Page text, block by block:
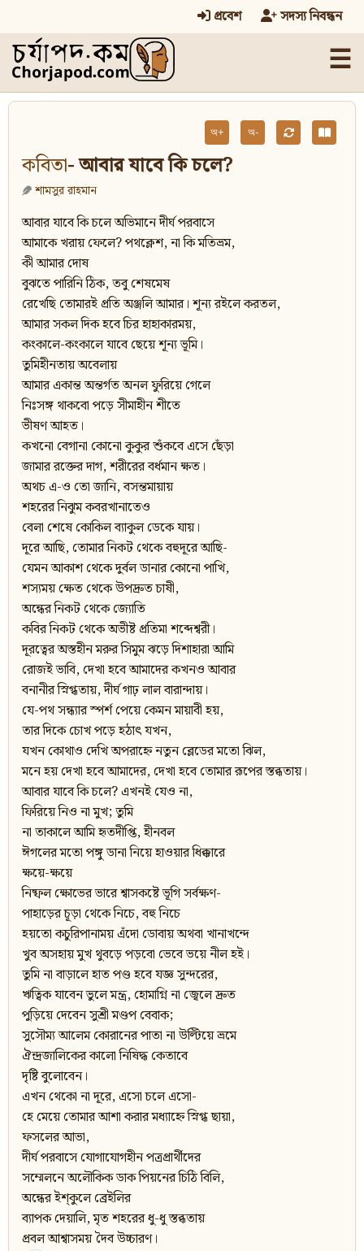
প্রবেশ সদস্য নিবন্ধন
☰
অ+ অ-
কবিতা- আবার যাবে কি চলে?
শামসুর রাহমান
আবার যাবে কি চলে অভিমানে দীর্ঘ পরবাসে
আমাকে খরায় ফেলে? পথক্লেশ, না কি মতিভ্রম,
কী আমার দোষ
বুঝতে পারিনি ঠিক, তবু শেষমেষ
রেখেছি তোমারই প্রতি অঞ্জলি আমার। শূন্য রইলে করতল,
আমার সকল দিক হবে চির হাহাকারময়,
কংকালে-কংকালে যাবে ছেয়ে শূন্য ভূমি।
তুমিহীনতায় অবেলায়
আমার একান্ত অন্তর্গত অনল ফুরিয়ে গেলে
নিঃসঙ্গ থাকবো পড়ে সীমাহীন শীতে
ভীষণ আহত।
কখনো বেগানা কোনো কুকুর শুঁকবে এসে ছেঁড়া
জামার রক্তের দাগ, শরীরের বর্ধমান ক্ষত।
অথচ এ-ও তো জানি, বসন্তমায়ায়
শহরের নিঝুম কবরখানাতেও
বেলা শেষে কোকিল ব্যাকুল ডেকে যায়।
দূরে আছি, তোমার নিকট থেকে বহুদূরে আছি-
যেমন আকাশ থেকে দুর্বল ডানার কোনো পাখি,
শস্যময় ক্ষেত থেকে উপদ্রুত চাষী,
অন্ধের নিকট থেকে জ্যোতি
কবির নিকট থেকে অভীষ্ট প্রতিমা শব্দেশ্বরী।
দূরত্বের অস্তহীন মরুর সিমুম ঝড়ে দিশাহারা আমি
রোজই ভাবি, দেখা হবে আমাদের কখনও আবার
বনানীর স্নিগ্ধতায়, দীর্ঘ গাঢ় লাল বারান্দায়।
যে-পথ সন্ধ্যার স্পর্শ পেয়ে কেমন মায়াবী হয়,
তার দিকে চোখ পড়ে হঠাৎ যখন,
যখন কোথাও দেখি অপরাহ্নে নতুন ব্লেডের মতো ঝিল,
মনে হয় দেখা হবে আমাদের, দেখা হবে তোমার রূপের স্তব্ধতায়।
আবার যাবে কি চলে? এখনই যেও না,
ফিরিয়ে নিও না মুখ; তুমি
না তাকালে আমি হৃতদীপ্তি, হীনবল
ঈগলের মতো পঙ্গু ডানা নিয়ে হাওয়ার ধিক্কারে
ক্ষয়ে-ক্ষয়ে
নিষ্ফল ক্ষোভের ভারে শ্বাসকষ্টে ভূগি সর্বক্ষণ-
পাহাড়ের চূড়া থেকে নিচে, বহু নিচে
হয়তো কচুরিপানাময় এঁদো ডোবায় অথবা খানাখন্দে
খুব অসহায় মুখ থুবড়ে পড়বো ভেবে ভয়ে নীল হই।
তুমি না বাড়ালে হাত পণ্ড হবে যজ্ঞ সুন্দরের,
ঋত্বিক যাবেন ভুলে মন্ত্র, হোমাগ্নি না জ্বেলে দ্রুত
পুড়িয়ে দেবেন সুশ্রী মণ্ডপ বেবাক;
সুসৌম্য আলেম কোরানের পাতা না উল্টিয়ে ভ্রমে
ঐন্দ্রজালিকের কালো নিষিদ্ধ কেতাবে
দৃষ্টি বুলোবেন।
এখন থেকো না দূরে, এসো চলে এসো-
হে মেয়ে তোমার আশা করার মধ্যাহ্নে স্নিগ্ধ ছায়া,
ফসলের আভা,
দীর্ঘ পরবাসে যোগাযোগহীন পত্রপ্রার্থীদের
সম্মেলনে অলৌকিক ডাক পিয়নের চিঠি বিলি,
অন্ধের ইশ্‌কুলে ব্রেইলির
ব্যাপক দেয়ালি, মৃত শহরের ধু-ধু স্তব্ধতায়
প্রবল আশ্বাসময় দৈব উচ্চারণ।